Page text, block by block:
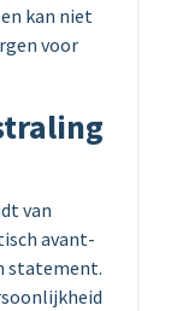
kan niet
voor
van
avant-
statement.